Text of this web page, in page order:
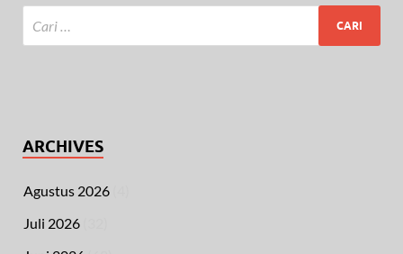
ARCHIVES
Agustus 2026
Juli 2026